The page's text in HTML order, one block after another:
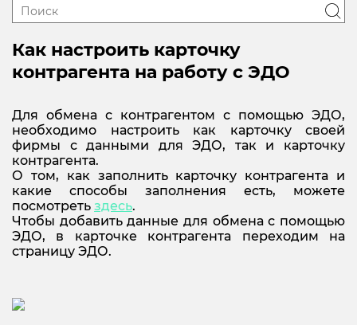
Как настроить карточку
контрагента на работу с ЭДО
Для обмена с контрагентом с помощью ЭДО,
необходимо настроить как карточку своей
фирмы с данными для ЭДО, так и карточку
контрагента.
О том, как заполнить карточку контрагента и
какие способы заполнения есть, можете
посмотреть здесь.
Чтобы добавить данные для обмена с помощью
ЭДО, в карточке контрагента переходим на
страницу ЭДО.